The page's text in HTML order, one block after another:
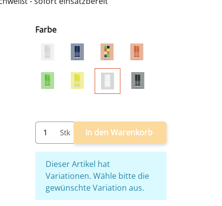
Farbe
grau grau/blaugrau/buntgrau/rot
Stk In den Warenkorb
x
Dieser Artikel hat
Variationen. Wähle bitte die
gewünschte Variation aus.